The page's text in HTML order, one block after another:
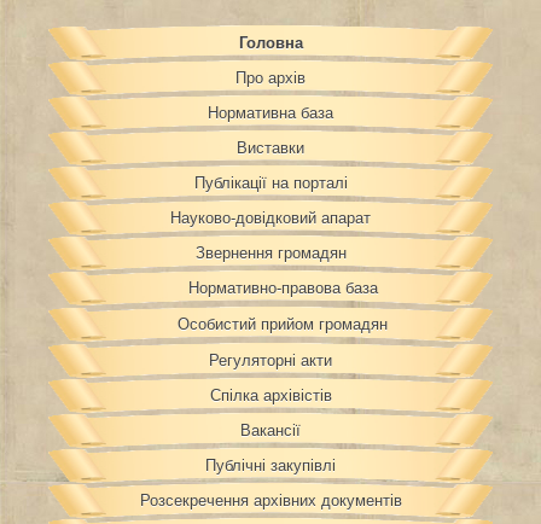
Головна
Про архів
Нормативна база
Виставки
Публікації на порталі
Науково-довідковий апарат
Звернення громадян
Нормативно-правова база
Особистий прийом громадян
Регуляторні акти
Спілка архівістів
Вакансії
Публічні закупівлі
Розсекречення архівних документів